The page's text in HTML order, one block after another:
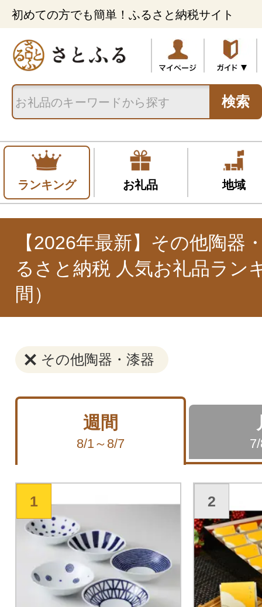
初めての方でも簡単！ふるさと納税サイト
検索
ランキング お礼品 地域
【2026年最新】その他陶器
るさと納税 人気お礼品ラン
間）
その他陶器・漆器
週間
8/1～8/7
1 2